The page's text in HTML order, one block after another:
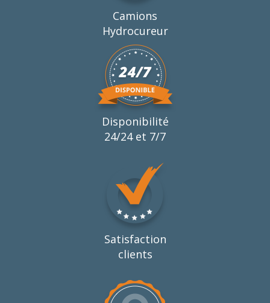
Camions
Hydrocureur
Disponibilité
24/24 et 7/7
Satisfaction
clients